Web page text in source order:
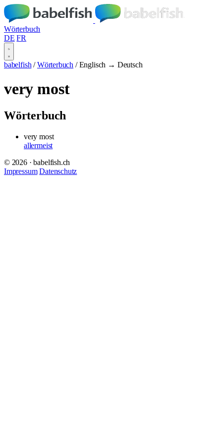
Wörterbuch
DE FR
babelfish / Wörterbuch / Englisch → Deutsch
very most
Wörterbuch
very most
allermeist
© 2026 · babelfish.ch
Impressum Datenschutz